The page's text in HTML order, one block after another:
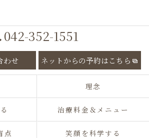
042-352-1551
わせ ネットからの予約はこちら
理念
治療料金＆メニュー
点 笑顔を科学する